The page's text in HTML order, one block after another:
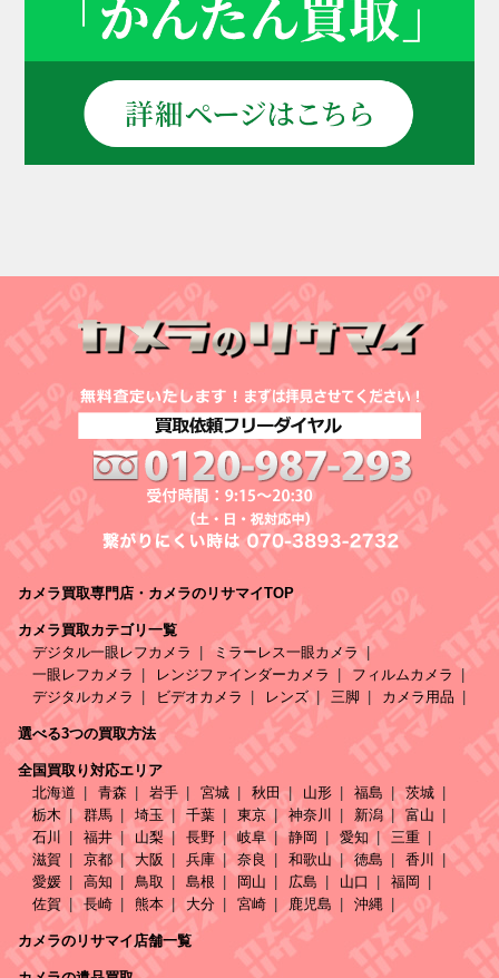
カメラ買取専門店・カメラのリサマイTOP
カメラ買取カテゴリ一覧
デジタル一眼レフカメラ
ミラーレス一眼カメラ
一眼レフカメラ
レンジファインダーカメラ
フィルムカメラ
デジタルカメラ
ビデオカメラ レンズ 三脚 カメラ用品
選べる3つの買取方法
全国買取り対応エリア
北海道
青森 岩手 宮城 秋田 山形 福島
茨城
栃木
群馬 埼玉 千葉 東京 神奈川 新潟
富山
石川
福井 山梨 長野 岐阜 静岡 愛知
三重
滋賀
京都 大阪 兵庫 奈良 和歌山 徳島
香川
愛媛
高知 鳥取 島根 岡山 広島 山口
福岡
佐賀
長崎 熊本 大分 宮崎 鹿児島 沖縄
カメラのリサマイ店舗一覧